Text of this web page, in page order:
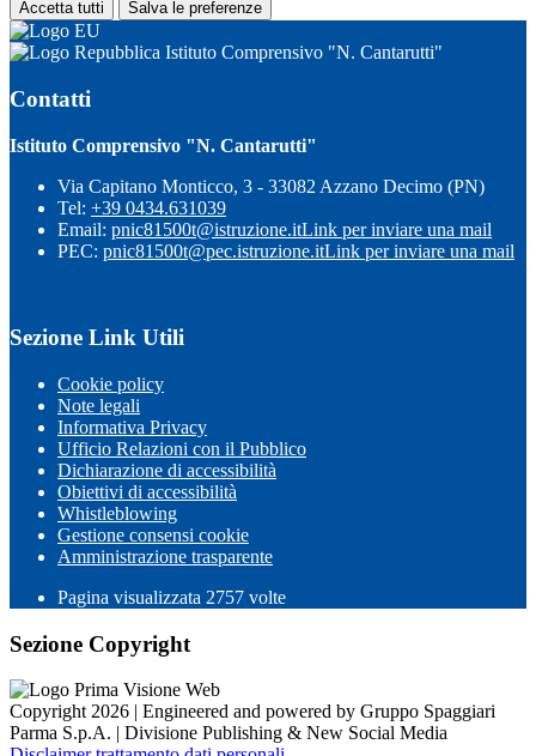
Accetta tutti Salva le preferenze
Istituto Comprensivo "N. Cantarutti"
Contatti
Istituto Comprensivo "N. Cantarutti"
Via Capitano Monticco, 3 - 33082 Azzano Decimo (PN)
Tel: +39 0434.631039
Email: pnic81500t@istruzione.itLink per inviare una mail
PEC: pnic81500t@pec.istruzione.itLink per inviare una mail
Sezione Link Utili
Cookie policy
Note legali
Informativa Privacy
Ufficio Relazioni con il Pubblico
Dichiarazione di accessibilità
Obiettivi di accessibilità
Whistleblowing
Gestione consensi cookie
Amministrazione trasparente
Pagina visualizzata 2757 volte
Sezione Copyright
Copyright 2026 | Engineered and powered by Gruppo Spaggiari
Parma S.p.A. | Divisione Publishing & New Social Media